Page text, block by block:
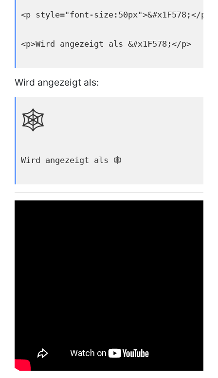
<p style="font-size:50px">&#x1F578;</p>
<p>Wird angezeigt als &#x1F578;</p>
Wird angezeigt als:
🕸
Wird angezeigt als 🕸